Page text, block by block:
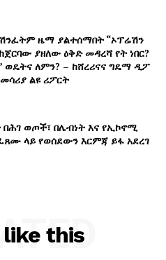
ዜማ ያልተሰማበት “ኦፕሬሽን
ያዘለው ዕቅድ መዳረሻ የት ነበር?
ወዴትና ለምን? – ከሸረሪናና ግዴማ ዲፖ
ልዩ ሪፖርት
ወጦች፣ በሌብነት እና የኢኮኖሚ
ላይ የወሰደውን እርምጃ ይፋ አደረገ
this